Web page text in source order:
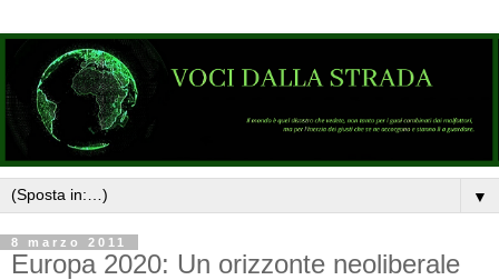
▼
8 marzo 2011
Europa 2020: Un orizzonte neoliberale